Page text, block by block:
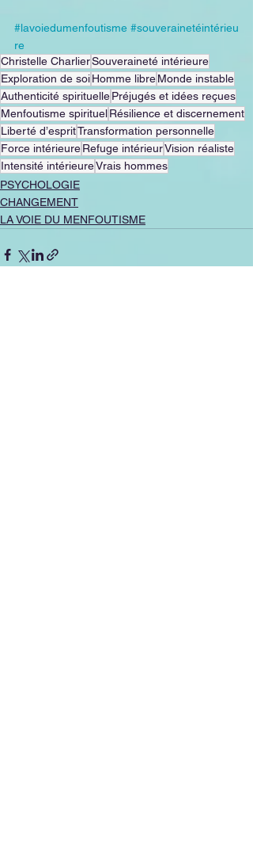
#lavoiedumenfoutisme #souverainetéintérieu
re
Christelle CharlierSouveraineté intérieure
Exploration de soiHomme libreMonde instable
Authenticité spirituellePréjugés et idées reçues
Menfoutisme spirituelRésilience et discernement
Liberté d’espritTransformation personnelle
Force intérieureRefuge intérieurVision réaliste
Intensité intérieureVrais hommes
PSYCHOLOGIE
CHANGEMENT
LA VOIE DU MENFOUTISME